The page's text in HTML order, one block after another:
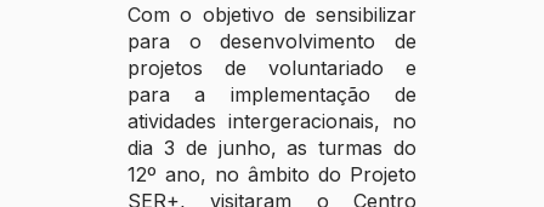
Com o objetivo de sensibilizar
para o desenvolvimento de
projetos de voluntariado e
para a implementação de
atividades intergeracionais, no
dia 3 de junho, as turmas do
12º ano, no âmbito do Projeto
SER+, visitaram o Centro